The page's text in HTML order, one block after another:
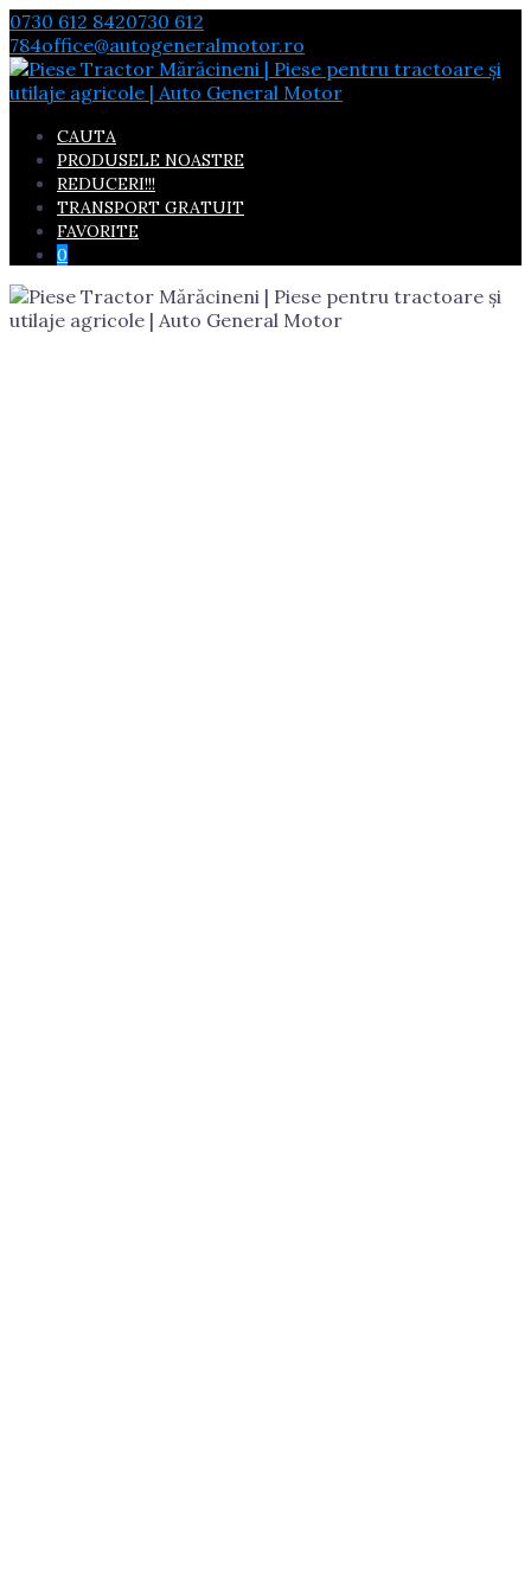
Skip
to
content
0730 612 8420730 612
784office@autogeneralmotor.ro
CAUTA
PRODUSELE NOASTRE
REDUCERI!!!
TRANSPORT GRATUIT
FAVORITE
0